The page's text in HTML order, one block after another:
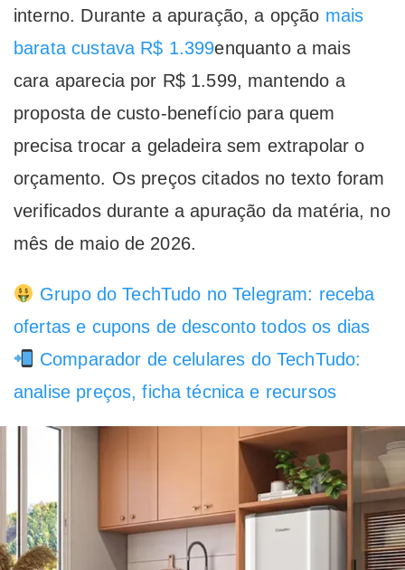
interno. Durante a apuração, a opção mais
barata custava R$ 1.399enquanto a mais
cara aparecia por R$ 1.599, mantendo a
proposta de custo-benefício para quem
precisa trocar a geladeira sem extrapolar o
orçamento. Os preços citados no texto foram
verificados durante a apuração da matéria, no
mês de maio de 2026.
Grupo do TechTudo no Telegram: receba
ofertas e cupons de desconto todos os dias
Comparador de celulares do TechTudo:
analise preços, ficha técnica e recursos